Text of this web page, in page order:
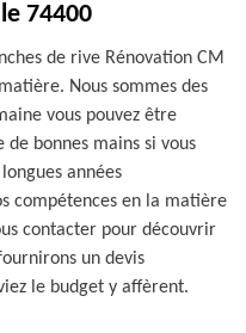
74400
de rive Rénovation CM
Nous sommes des
vous pouvez être
bonnes mains si vous
années
compétences en la matière
contacter pour découvrir
un devis
le budget y affèrent.